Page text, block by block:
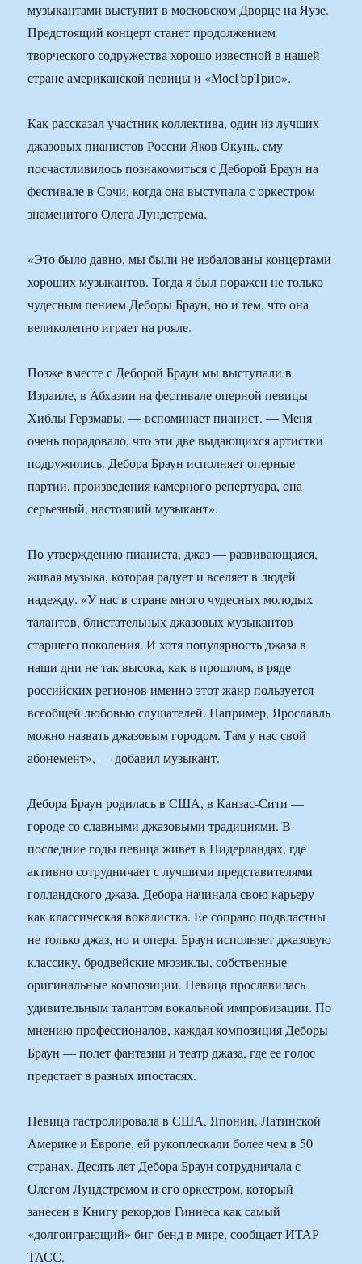
музыкантами выступит в московском Дворце на Яузе.
Предстоящий концерт станет продолжением
творческого содружества хорошо известной в нашей
стране американской певицы и «МосГорТрио».
Как рассказал участник коллектива, один из лучших
джазовых пианистов России Яков Окунь, ему
посчастливилось познакомиться с Деборой Браун на
фестивале в Сочи, когда она выступала с оркестром
знаменитого Олега Лундстрема.
«Это было давно, мы были не избалованы концертами
хороших музыкантов. Тогда я был поражен не только
чудесным пением Деборы Браун, но и тем, что она
великолепно играет на рояле.
Позже вместе с Деборой Браун мы выступали в
Израиле, в Абхазии на фестивале оперной певицы
Хиблы Герзмавы, — вспоминает пианист. — Меня
очень порадовало, что эти две выдающихся артистки
подружились. Дебора Браун исполняет оперные
партии, произведения камерного репертуара, она
серьезный, настоящий музыкант».
По утверждению пианиста, джаз — развивающаяся,
живая музыка, которая радует и вселяет в людей
надежду. «У нас в стране много чудесных молодых
талантов, блистательных джазовых музыкантов
старшего поколения. И хотя популярность джаза в
наши дни не так высока, как в прошлом, в ряде
российских регионов именно этот жанр пользуется
всеобщей любовью слушателей. Например, Ярославль
можно назвать джазовым городом. Там у нас свой
абонемент», — добавил музыкант.
Дебора Браун родилась в США, в Канзас-Сити —
городе со славными джазовыми традициями. В
последние годы певица живет в Нидерландах, где
активно сотрудничает с лучшими представителями
голландского джаза. Дебора начинала свою карьеру
как классическая вокалистка. Ее сопрано подвластны
не только джаз, но и опера. Браун исполняет джазовую
классику, бродвейские мюзиклы, собственные
оригинальные композиции. Певица прославилась
удивительным талантом вокальной импровизации. По
мнению профессионалов, каждая композиция Деборы
Браун — полет фантазии и театр джаза, где ее голос
предстает в разных ипостасях.
Певица гастролировала в США, Японии, Латинской
Америке и Европе, ей рукоплескали более чем в 50
странах. Десять лет Дебора Браун сотрудничала с
Олегом Лундстремом и его оркестром, который
занесен в Книгу рекордов Гиннеса как самый
«долгоиграющий» биг-бенд в мире, сообщает ИТАР-
ТАСС.